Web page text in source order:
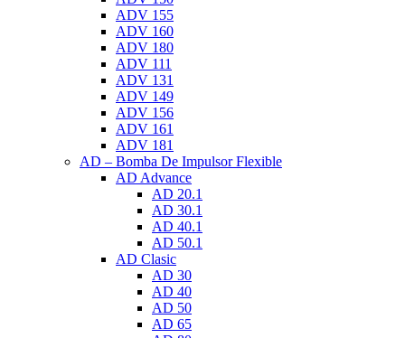
ADV 155
ADV 160
ADV 180
ADV 111
ADV 131
ADV 149
ADV 156
ADV 161
ADV 181
AD – Bomba De Impulsor Flexible
AD Advance
AD 20.1
AD 30.1
AD 40.1
AD 50.1
AD Clasic
AD 30
AD 40
AD 50
AD 65